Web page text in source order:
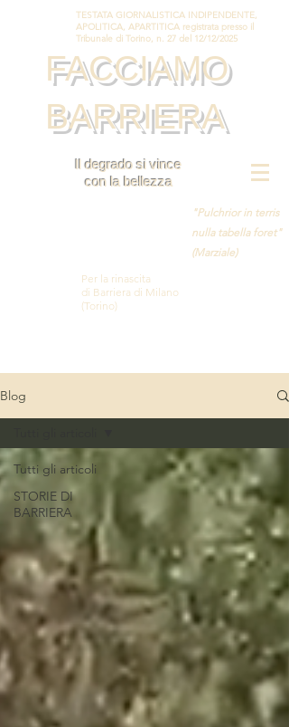
TESTATA GIORNALISTICA INDIPENDENTE,
APOLITICA, APARTITICA registrata presso il
Tribunale di Torino, n. 27 del 12/12/2025
FACCIAMO
BARRIERA
Il degrado si vince
con la bellezza
"Pulchrior in terris
nulla tabella foret"
(Marziale)
Per la rinascita
di Barriera di Milano
(Torino)
Blog
Tutti gli articoli
STORIE DI
BARRIERA